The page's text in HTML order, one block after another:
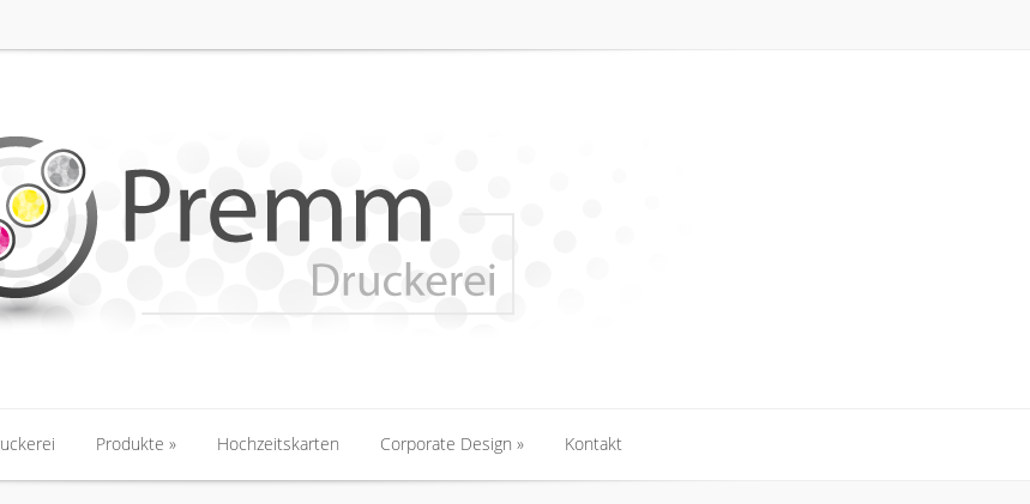
Produkte Hochzeitskarten Corporate Design Kontakt